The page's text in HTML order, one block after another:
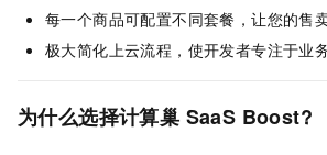
每一个商品可配置不同套餐，让您的售
极大简化上云流程，使开发者专注于业务
为什么选择计算巢 SaaS Boost?